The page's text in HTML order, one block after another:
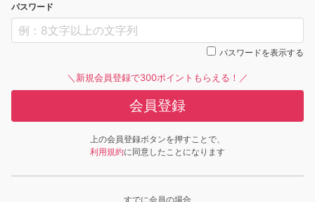
パスワード
パスワードを表示する
＼新規会員登録で300ポイントもらえる！／
会員登録
上の会員登録ボタンを押すことで、
利用規約に同意したことになります
すでに会員の場合